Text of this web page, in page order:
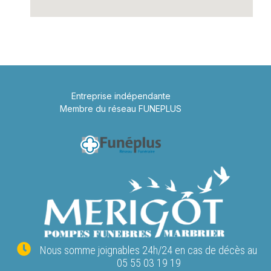
Entreprise indépendante
Membre du réseau FUNEPLUS
Nous somme joignables 24h/24 en cas de décès au
05 55 03 19 19